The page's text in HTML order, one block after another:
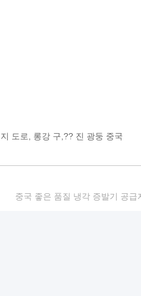
도로, 롱강 구,?? 진 광둥 중국
중국 좋은 품질 냉각 증발기 공